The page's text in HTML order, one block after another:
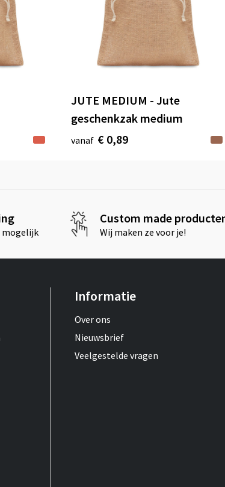
JUTE MEDIUM - Jute
geschenkzak medium
vanaf € 0,89
mogelijk
Custom made
Wij maken ze voor je!
Informatie
Over ons
Nieuwsbrief
Veelgestelde vragen